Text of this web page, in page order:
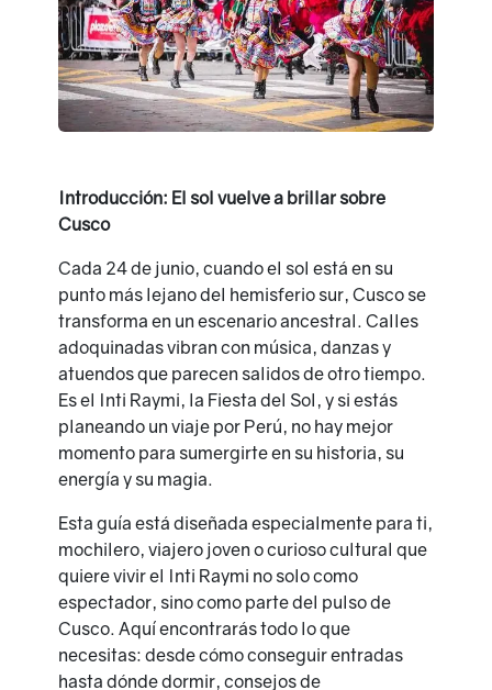
Introducción: El sol vuelve a brillar sobre
Cusco
Cada 24 de junio, cuando el sol está en su
punto más lejano del hemisferio sur, Cusco se
transforma en un escenario ancestral. Calles
adoquinadas vibran con música, danzas y
atuendos que parecen salidos de otro tiempo.
Es el Inti Raymi, la Fiesta del Sol, y si estás
planeando un viaje por Perú, no hay mejor
momento para sumergirte en su historia, su
energía y su magia.
Esta guía está diseñada especialmente para ti,
mochilero, viajero joven o curioso cultural que
quiere vivir el Inti Raymi no solo como
espectador, sino como parte del pulso de
Cusco. Aquí encontrarás todo lo que
necesitas: desde cómo conseguir entradas
hasta dónde dormir, consejos de